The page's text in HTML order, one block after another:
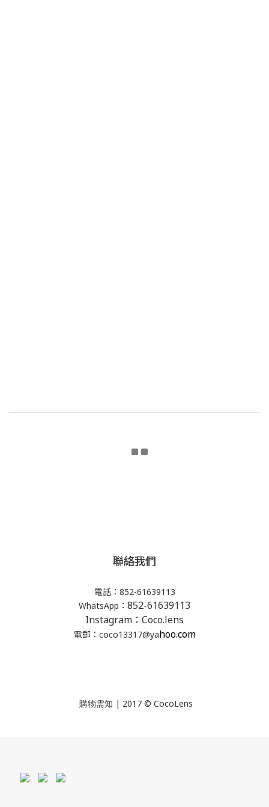
聯絡我們
電話：852-61639113
WhatsApp： 852-61639113
Instagram：Coco.lens
電郵：coco13317@yahoo.com
購物需知 | 2017 © CocoLens